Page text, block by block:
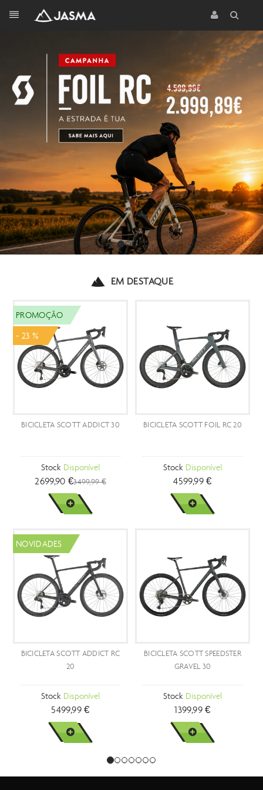
EM DESTAQUE
SCOTT ADDICT 30
Disponível
2699,90 €3499,99 €
VER MAIS
BICICLETA SCOTT FOIL RC 20
Disponível
4599,99 €
VER MAIS
SCOTT ADDICT RC
Disponível
5499,99 €
VER MAIS
BICICLETA SCOTT SPEEDSTER
GRAVEL 30
Disponível
1399,99 €
VER MAIS